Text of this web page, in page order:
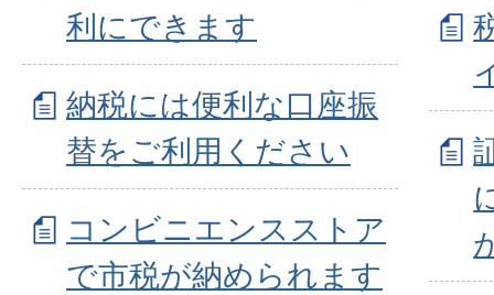
利にできます
納税には便利な口座振
替をご利用ください
コンビニエンスストア
で市税が納められます